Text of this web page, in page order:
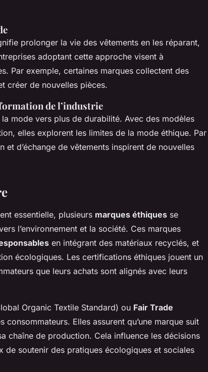
prolonger la vie des vêtements en les réparant,
adoptant cette approche visent à
Par exemple, certaines marques collectent des
créer de nouvelles pièces.
de l’industrie
mode vers plus de durabilité. Avec des modèles
elles explorent les limites de la mode éthique. Par
d’échange de vêtements inspirent de nouvelles
essentielle, plusieurs marques éthiques se
l’environnement et la société. Ces marques
en intégrant des matériaux recyclés, et
écologiques. Les certifications éthiques jouent un
que leurs achats sont alignés avec leurs
Organic Textile Standard) ou Fair Trade
Elles assurent qu’une marque suit
chaîne de production. Cela influence les décisions
de soutenir des pratiques écologiques et sociales